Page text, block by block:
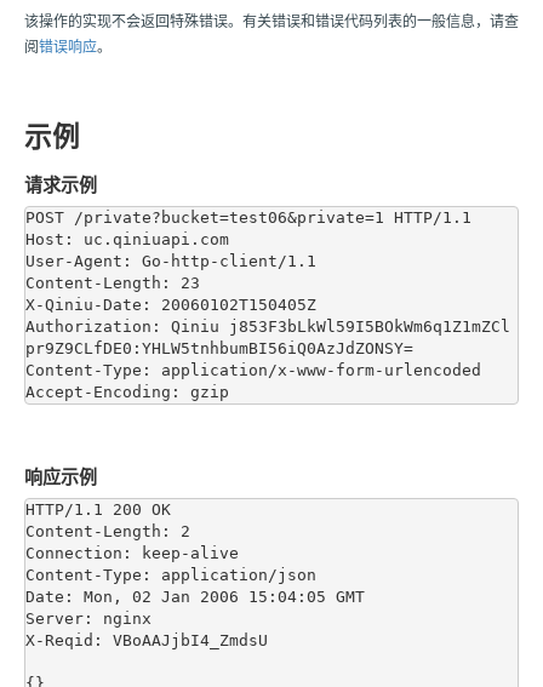
该操作的实现不会返回特殊错误。有关错误和错误代码列表的一般信息，请查
阅错误响应。
示例
请求示例
POST /private?bucket=test06&private=1 HTTP/1.1
Host: uc.qiniuapi.com
User-Agent: Go-http-client/1.1
Content-Length: 23
X-Qiniu-Date: 20060102T150405Z
Authorization: Qiniu j853F3bLkWl59I5BOkWm6q1Z1mZCl
pr9Z9CLfDE0:YHLW5tnhbumBI56iQ0AzJdZONSY=
Content-Type: application/x-www-form-urlencoded
响应示例
HTTP/1.1 200 OK
Content-Length: 2
Connection: keep-alive
Content-Type: application/json
Date: Mon, 02 Jan 2006 15:04:05 GMT
Server: nginx
X-Reqid: VBoAAJjbI4_ZmdsU